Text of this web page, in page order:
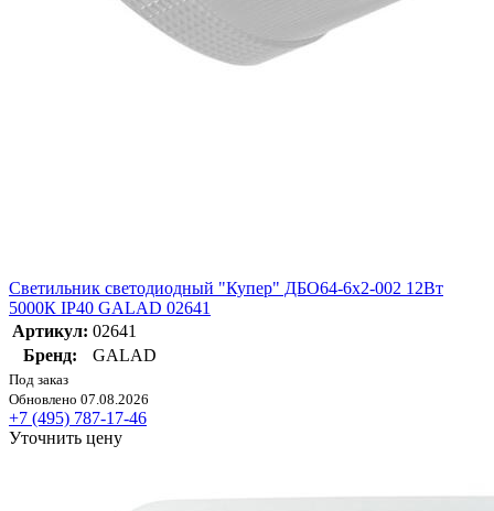
Светильник светодиодный "Купер" ДБО64-6х2-002 12Вт
5000К IP40 GALAD 02641
Артикул: 02641
Бренд:
GALAD
Под заказ
Обновлено 07.08.2026
+7 (495) 787-17-46
Уточнить цену